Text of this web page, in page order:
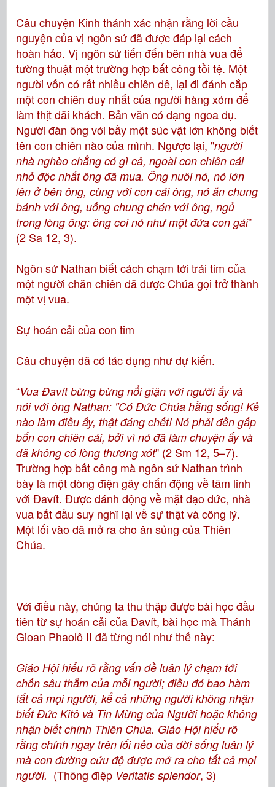
Câu chuyện Kinh thánh xác nhận rằng lời cầu
nguyện của vị ngôn sứ đã được đáp lại cách
hoàn hảo. Vị ngôn sứ tiến đến bên nhà vua để
tường thuật một trường hợp bất công tồi tệ. Một
người vốn có rất nhiều chiên dê, lại đi đánh cắp
một con chiên duy nhất của người hàng xóm để
làm thịt đãi khách. Bản văn có dạng ngoa dụ.
Người đàn ông với bầy một súc vật lớn không biết
tên con chiên nào của mình. Ngược lại, "người
nhà nghèo chẳng có gì cả, ngoài con chiên cái
nhỏ độc nhất ông đã mua. Ông nuôi nó, nó lớn
lên ở bên ông, cùng với con cái ông, nó ăn chung
bánh với ông, uống chung chén với ông, ngủ
trong lòng ông: ông coi nó như một đứa con gái”
(2 Sa 12, 3).
Ngôn sứ Nathan biết cách chạm tới trái tim của
một người chăn chiên đã được Chúa gọi trở thành
một vị vua.
Sự hoán cải của con tim
Câu chuyện đã có tác dụng như dự kiến.
“Vua Ðavít bừng bừng nổi giận với người ấy và
nói với ông Nathan: "Có Ðức Chúa hằng sống! Kẻ
nào làm điều ấy, thật đáng chết! Nó phải đền gấp
bốn con chiên cái, bởi vì nó đã làm chuyện ấy và
đã không có lòng thương xót" (2 Sm 12, 5–7).
Trường hợp bất công mà ngôn sứ Nathan trình
bày là một dòng điện gây chấn động về tâm linh
với Ðavít. Được đánh động về mặt đạo đức, nhà
vua bắt đầu suy nghĩ lại về sự thật và công lý.
Một lối vào đã mở ra cho ân sủng của Thiên
Chúa.
Với điều này, chúng ta thu thập được bài học đầu
tiên từ sự hoán cải của Đavít, bài học mà Thánh
Gioan Phaolô II đã từng nói như thế này:
Giáo Hội hiểu rõ rằng vấn đề luân lý chạm tới
chốn sâu thẳm của mỗi người; điều đó bao hàm
tất cả mọi người, kể cả những người không nhận
biết Đức Kitô và Tin Mừng của Người hoặc không
nhận biết chính Thiên Chúa. Giáo Hội hiểu rõ
rằng chính ngay trên lối nẻo của đời sống luân lý
mà con đường cứu độ được mở ra cho tất cả mọi
người. (Thông điệp Veritatis splendor, 3)